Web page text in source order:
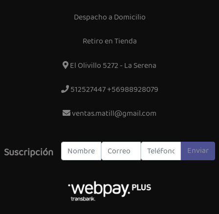
Despacho a Domicilio
Retiro en Tienda
El Olivillo 5272 - La Serena
512527447 +56988928079
ventas.matill@gmail.com
Suscripción Enviar